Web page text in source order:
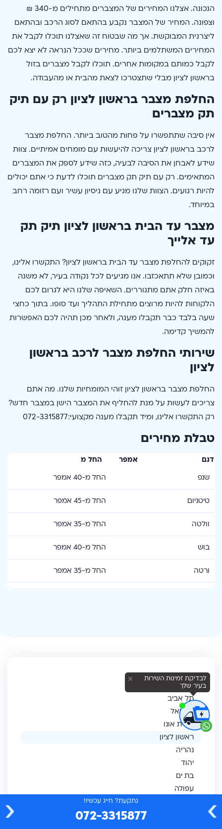
הנכונה. אצלנו המחירים של המצברים מתחילים מ-340 ₪
וצפונה. המחיר של המצבר נקבע בהתאם לסוג הרכב ובהתאם
ליצרנית המבוקשת. אך מה שבטוח זה שאצלנו תוכלו לקבל את
המחירים המשתלמים ביותר. מחירים שככל הנראה לא יצא לכם
לקבל כמותם במקומות אחרים. תוכלו לקבל מצברים בזול
בראשון לציון מבלי שתצטרכו לצאת מהבית או מהעבודה.
החלפת מצבר בראשון לציון רק עם תיק
תק מצברים
אין סיבה שתתפשרו על פחות מהטוב ביותר. החלפת מצבר
לרכב בראשון לציון צריכה להיעשות עם מומחים אמיתיים. צוות
שידע לאבחן את הסיבה לבעיה, כזה שידע לספק את המצברים
המתאימים. רק עם תיק תק מצברים תוכלו לדעת כי אתם יכולים
להיות רגועים. הצוות שלנו מגיע עם ניסיון עשיר ועם רזומה רחב
במיוחד.
מצבר עד הבית בראשון לציון תיק תק
עד אלייך
זקוקים להחלפת מצבר עד הבית בראשון לציון? התקשרו אלינו,
וכמובן שלא תתאכזבו. אנו מגיעים לכל נקודה בעיר, לא משנה
באיזה חלק אתם מתגוררים. השאיפה שלנו היא לגרום לכם
הלקוחות להיות מרוצים מתחילת התהליך ועד סופו. בתוך כחצי
שעה בלבד כבר תקבלו מענה, ולאחר מכן תהיה לכם האפשרות
להמשיך קדימה.
שירותי החלפת מצבר לרכב בראשון
לציון
החלפת מצבר בראשון לציון זוהי המומחיות שלנו. מה אתם
צריכים לעשות על מנת להחליף את המצבר הישן במצבר חדש?
רק התקשרו אלינו, ומיד תקבלו מענה מקצועי:072-3315877
טבלת מחירים
דגם אמפר
החל מ
שנפ
החל מ-40 אמפר
טיטניום החל מ-45 אמפר
וולטה החל מ-35 אמפר
בוש החל מ-40 אמפר
ורטה החל מ-35 אמפר
חיפוש לפי אזור
תל אביב
כרמיאל
קריית אונו
ראשון לציון
נהריה
יהוד
בת ים
עפולה
לבדיקת זמינות השירות
בעיר שלך
נתקעת? חייג עכשיו!
072-3315877